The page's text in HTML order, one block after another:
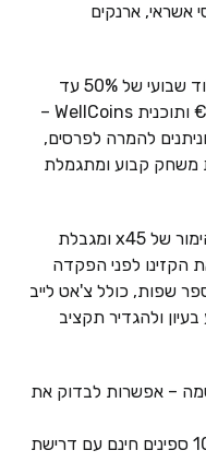
אשראי, ארנקים
לשחקנים קבועים, Welle מציע בונוס רילוד שבועי של 50% עד
€100, בונוס קריפטו של 150% עד €100 ותוכנית WellCoins –
להמרה לפרסים,
משחק קבוע ומתגמלת
הספינים ללא הפקדה כרוכים בדרישת הימור של x45 ומגבלת
את הקזינו לפני הפקדה
הלקוחות זמין 24/7 במספר שפות, כולל צ'אט לייב
ולהגדיר תקציב
– אפשרות לבדוק את
חבילת קבלת פנים עד 200% + 100 ספינים חינם עם דרישת